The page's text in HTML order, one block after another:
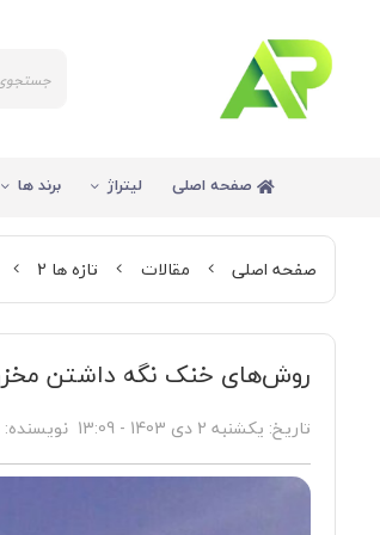
صفحه اصلی لیتراژ برند ها
صفحه اصلی مقالات تازه ها 2
روش‌های خنک نگه داشتن
تاریخ: یکشنبه 2 دی 1403 - 13:09 نویسنده: